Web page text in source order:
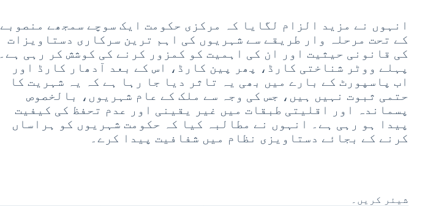
انہوں نے مزید الزام لگایا کہ مرکزی حکومت ایک سوچے سمجھے منصوبے
کے تحت مرحلہ وار طریقے سے شہریوں کی اہم ترین سرکاری دستاویزات
کی قانونی حیثیت اور ان کی اہمیت کو کمزور کرنے کی کوشش کر رہی ہے۔
پہلے ووٹر شناختی کارڈ، پھر پین کارڈ، اس کے بعد آدھار کارڈ اور
اب پاسپورٹ کے بارے میں بھی یہ تاثر دیا جا رہا ہے کہ یہ شہریت کا
حتمی ثبوت نہیں ہیں، جس کی وجہ سے ملک کے عام شہریوں، بالخصوص
پسماندہ اور اقلیتی طبقات میں غیر یقینی اور عدم تحفظ کی کیفیت
پیدا ہو رہی ہے۔ انہوں نے مطالبہ کیا کہ حکومت شہریوں کو ہراساں
کرنے کے بجائے دستاویزی نظام میں شفافیت پیدا کرے۔
شیئر کریں۔